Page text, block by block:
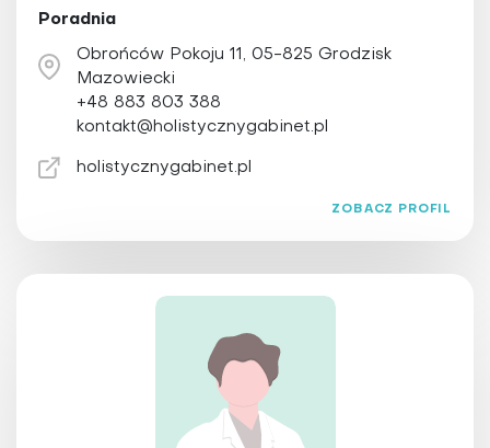
Poradnia
Obrońców Pokoju 11, 05-825 Grodzisk
Mazowiecki
+48 883 803 388
kontakt@holistycznygabinet.pl
holistycznygabinet.pl
ZOBACZ PROFIL